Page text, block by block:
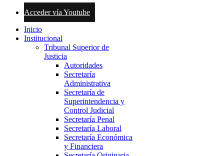
Acceder vía Youtube
Inicio
Institucional
Tribunal Superior de
Justicia
Autoridades
Secretaría
Administrativa
Secretaría de
Superintendencia y
Control Judicial
Secretaría Penal
Secretaría Laboral
Secretaría Económica
y Financiera